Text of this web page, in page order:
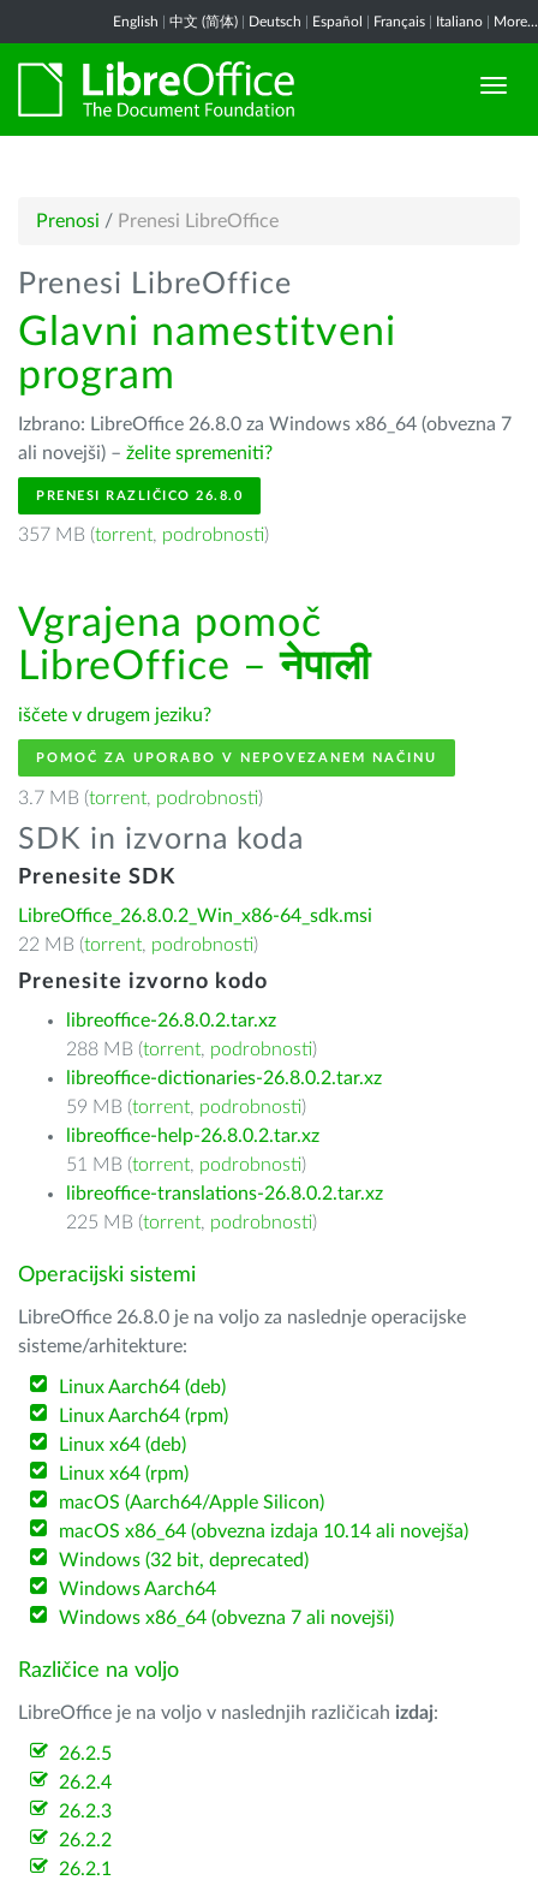
English 中文 (简体) Deutsch Español Français Italiano More...
Prenosi / Prenesi LibreOffice
Prenesi LibreOffice
Glavni namestitveni
program
Izbrano: LibreOffice 26.8.0 za Windows x86_64 (obvezna 7
ali novejši) – želite spremeniti?
PRENESI RAZLIČICO 26.8.0
357 MB (torrent, podrobnosti)
Vgrajena pomoč
LibreOffice –नेपाली
iščete v drugem jeziku?
POMOČ ZA UPORABO V NEPOVEZANEM NAČINU
3.7 MB (torrent, podrobnosti)
SDK in izvorna koda
Prenesite SDK
LibreOffice_26.8.0.2_Win_x86-64_sdk.msi
22 MB (torrent, podrobnosti)
Prenesite izvorno kodo
libreoffice-26.8.0.2.tar.xz
288 MB (torrent, podrobnosti)
libreoffice-dictionaries-26.8.0.2.tar.xz
59 MB (torrent, podrobnosti)
libreoffice-help-26.8.0.2.tar.xz
51 MB (torrent, podrobnosti)
libreoffice-translations-26.8.0.2.tar.xz
225 MB (torrent, podrobnosti)
Operacijski sistemi
LibreOffice 26.8.0 je na voljo za naslednje operacijske
sisteme/arhitekture:
Linux Aarch64 (deb)
Linux Aarch64 (rpm)
Linux x64 (deb)
Linux x64 (rpm)
macOS (Aarch64/Apple Silicon)
macOS x86_64 (obvezna izdaja 10.14 ali novejša)
Windows (32 bit, deprecated)
Windows Aarch64
Windows x86_64 (obvezna 7 ali novejši)
Različice na voljo
LibreOffice je na voljo v naslednjih različicah izdaj:
26.2.5
26.2.4
26.2.3
26.2.2
26.2.1